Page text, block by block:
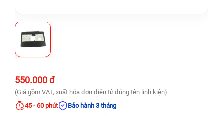
550.000 đ
(Giá gồm VAT, xuất hóa đơn điện tử đúng tên linh kiện)
45 - 60 phút
Bảo hành 3 tháng